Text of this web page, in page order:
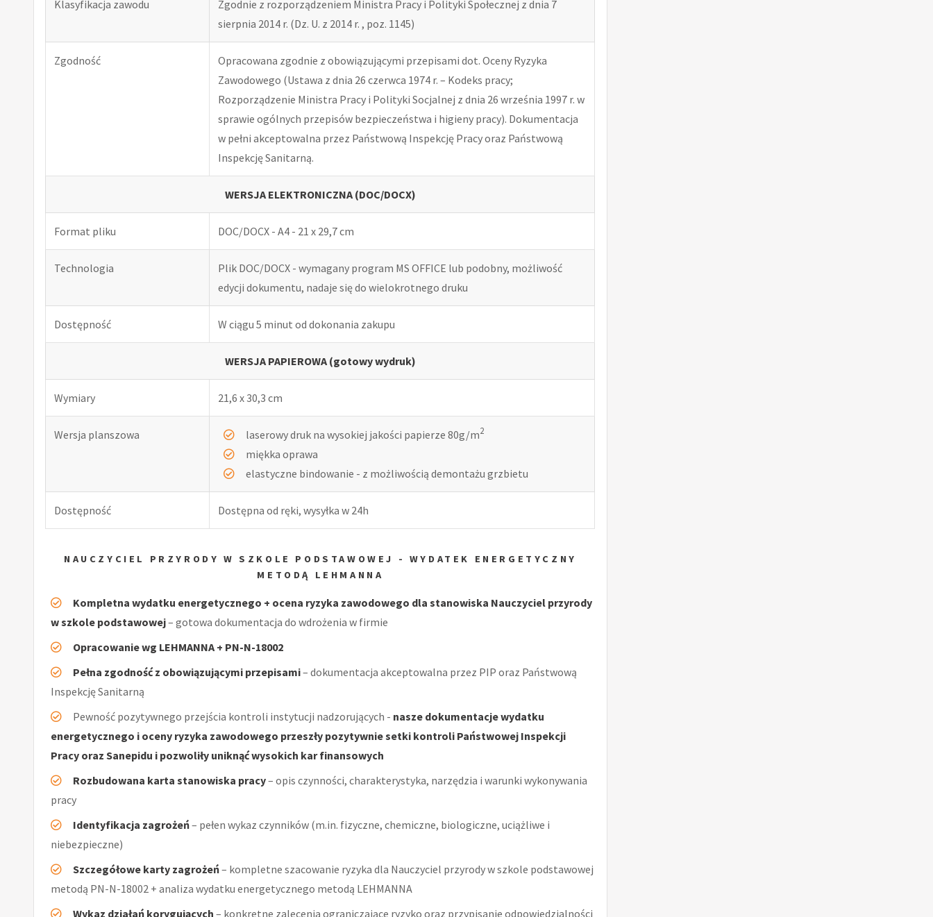
Klasyfikacja zawodu
Zgodnie z rozporządzeniem Ministra Pracy i Polityki Społecznej z dnia 7
sierpnia 2014 r. (Dz. U. z 2014 r. , poz. 1145)
Zgodność
Opracowana zgodnie z obowiązującymi przepisami dot. Oceny Ryzyka
Zawodowego (Ustawa z dnia 26 czerwca 1974 r. – Kodeks pracy;
Rozporządzenie Ministra Pracy i Polityki Socjalnej z dnia 26 września 1997 r. w
sprawie ogólnych przepisów bezpieczeństwa i higieny pracy). Dokumentacja
w pełni akceptowalna przez Państwową Inspekcję Pracy oraz Państwową
Inspekcję Sanitarną.
WERSJA ELEKTRONICZNA (DOC/DOCX)
Format pliku DOC/DOCX - A4 - 21 x 29,7 cm
Technologia
Plik DOC/DOCX - wymagany program MS OFFICE lub podobny, możliwość
edycji dokumentu, nadaje się do wielokrotnego druku
Dostępność W ciągu 5 minut od dokonania zakupu
WERSJA PAPIEROWA (gotowy wydruk)
Wymiary 21,6 x 30,3 cm
Wersja planszowa laserowy druk na wysokiej jakości papierze 80g/m2
miękka oprawa
elastyczne bindowanie - z możliwością demontażu grzbietu
Dostępność Dostępna od ręki, wysyłka w 24h
NAUCZYCIEL PRZYRODY W SZKOLE PODSTAWOWEJ - WYDATEK ENERGETYCZNY
METODĄ LEHMANNA
Kompletna wydatku energetycznego + ocena ryzyka zawodowego dla stanowiska Nauczyciel przyrody
w szkole podstawowej– gotowa dokumentacja do wdrożenia w firmie
Opracowanie wg LEHMANNA + PN-N-18002
Pełna zgodność z obowiązującymi przepisami– dokumentacja akceptowalna przez PIP oraz Państwową
Inspekcję Sanitarną
Pewność pozytywnego przejścia kontroli instytucji nadzorujących - nasze dokumentacje wydatku
energetycznego i oceny ryzyka zawodowego przeszły pozytywnie setki kontroli Państwowej Inspekcji
Pracy oraz Sanepidu i pozwoliły uniknąć wysokich kar finansowych
Rozbudowana karta stanowiska pracy– opis czynności, charakterystyka, narzędzia i warunki wykonywania
pracy
Identyfikacja zagrożeń– pełen wykaz czynników (m.in. fizyczne, chemiczne, biologiczne, uciążliwe i
niebezpieczne)
Szczegółowe karty zagrożeń– kompletne szacowanie ryzyka dla Nauczyciel przyrody w szkole podstawowej
metodą PN-N-18002 + analiza wydatku energetycznego metodą LEHMANNA
Wykaz działań korygujących – konkretne zalecenia ograniczające ryzyko oraz przypisanie odpowiedzialności